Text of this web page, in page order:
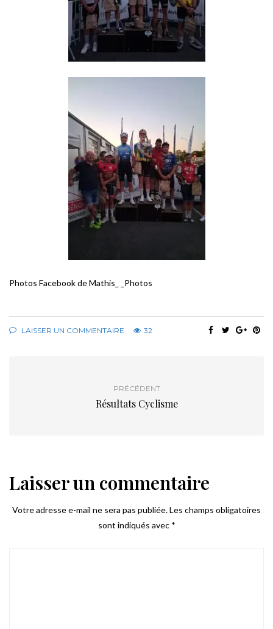
Photos Facebook de Mathis_ _Photos
LAISSER UN COMMENTAIRE 32
PRÉCÉDENT
Résultats Cyclisme
Laisser un commentaire
Votre adresse e-mail ne sera pas publiée.Les champs obligatoires
sont indiqués avec *